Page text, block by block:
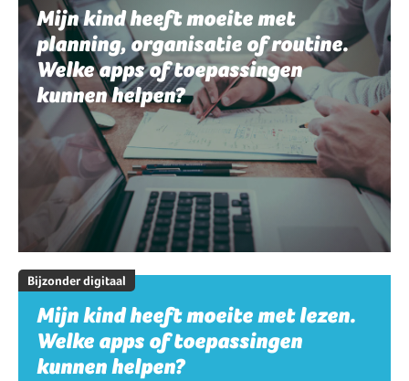
Mijn kind heeft moeite met
planning, organisatie of routine.
Welke apps of toepassingen
kunnen helpen?
Bijzonder digitaal
Mijn kind heeft moeite met lezen.
Welke apps of toepassingen
kunnen helpen?